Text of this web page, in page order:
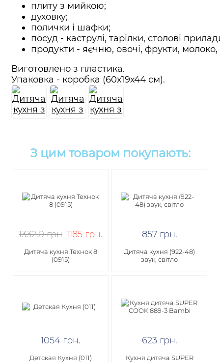
плиту з мийкою;
духовку;
полички і шафки;
посуд - каструлі, тарілки, столові
продукти - яєчню, овочі, фрукти,
Виготовлено з пластика.
Упаковка - коробка (60х19х44 см).
З цим товаром покупають:
1332.0 грн 1185 грн.
Дитяча кухня Технок 8
(0915)
857 грн.
​Дитяча кухня (922-48)
звук, світло
1054 грн.
Детская Кухня (011)
623 грн.
Кухня дитяча SUPER